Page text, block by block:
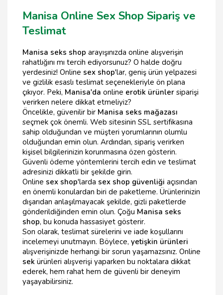
Manisa Online Sex Shop Sipariş ve
Teslimat
Manisa seks shop arayışınızda online alışverişin
rahatlığını mı tercih ediyorsunuz? O halde doğru
yerdesiniz! Online sex shop'lar, geniş ürün yelpazesi
ve gizlilik esaslı teslimat seçenekleriyle ön plana
çıkıyor. Peki, Manisa'da online erotik ürünler siparişi
verirken nelere dikkat etmeliyiz?
Öncelikle, güvenilir bir Manisa seks mağazası
seçmek çok önemli. Web sitesinin SSL sertifikasına
sahip olduğundan ve müşteri yorumlarının olumlu
olduğundan emin olun. Ardından, sipariş verirken
kişisel bilgilerinizin korunmasına özen gösterin.
Güvenli ödeme yöntemlerini tercih edin ve teslimat
adresinizi dikkatli bir şekilde girin.
Online sex shop'larda sex shop güvenliği açısından
en önemli konulardan biri de paketleme. Ürünlerinizin
dışarıdan anlaşılmayacak şekilde, gizli paketlerde
gönderildiğinden emin olun. Çoğu Manisa seks
shop, bu konuda hassasiyet gösterir.
Son olarak, teslimat sürelerini ve iade koşullarını
incelemeyi unutmayın. Böylece, yetişkin ürünleri
alışverişinizde herhangi bir sorun yaşamazsınız. Online
sek ürünleri alışverişi yaparken bu noktalara dikkat
ederek, hem rahat hem de güvenli bir deneyim
yaşayabilirsiniz.